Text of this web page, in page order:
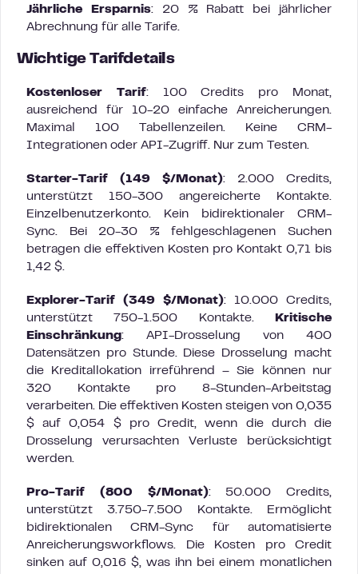
Jährliche Ersparnis: 20 % Rabatt bei jährlicher
Abrechnung für alle Tarife.
Wichtige Tarifdetails
Kostenloser Tarif: 100 Credits pro Monat,
ausreichend für 10-20 einfache Anreicherungen.
Maximal 100 Tabellenzeilen. Keine CRM-
Integrationen oder API-Zugriff. Nur zum Testen.
Starter-Tarif (149 $/Monat): 2.000 Credits,
unterstützt 150-300 angereicherte Kontakte.
Einzelbenutzerkonto. Kein bidirektionaler CRM-
Sync. Bei 20-30 % fehlgeschlagenen Suchen
betragen die effektiven Kosten pro Kontakt 0,71 bis
1,42 $.
Explorer-Tarif (349 $/Monat): 10.000 Credits,
unterstützt 750-1.500 Kontakte.
Kritische
Einschränkung: API-Drosselung von 400
Datensätzen pro Stunde. Diese Drosselung macht
die Kreditallokation irreführend – Sie können nur
320 Kontakte pro 8-Stunden-Arbeitstag
verarbeiten. Die effektiven Kosten steigen von 0,035
$ auf 0,054 $ pro Credit, wenn die durch die
Drosselung verursachten Verluste berücksichtigt
werden.
Pro-Tarif (800 $/Monat): 50.000 Credits,
unterstützt 3.750-7.500 Kontakte. Ermöglicht
bidirektionalen CRM-Sync für automatisierte
Anreicherungsworkflows. Die Kosten pro Credit
sinken auf 0,016 $, was ihn bei einem monatlichen